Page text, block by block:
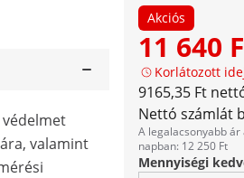
Akciós
11 640
Korlátozott
9165,35 Ft
Nettó számlát
A legalacsonyabb
napban: 12 250 Ft
Mennyiségi
valamint